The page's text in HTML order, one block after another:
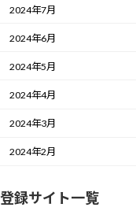
2024年7月
2024年6月
2024年5月
2024年4月
2024年3月
2024年2月
登録サイト一覧